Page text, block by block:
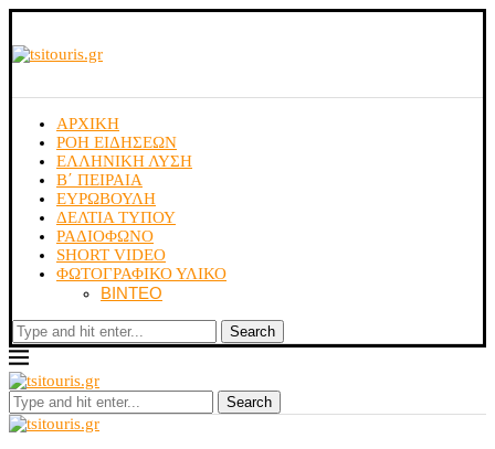
ΑΡΧΙΚΗ
ΡΟΗ ΕΙΔΗΣΕΩΝ
ΕΛΛΗΝΙΚΗ ΛΥΣΗ
Β΄ ΠΕΙΡΑΙΑ
ΕΥΡΩΒΟΥΛΗ
ΔΕΛΤΙΑ ΤΥΠΟΥ
ΡΑΔΙΟΦΩΝΟ
SHORT VIDEO
ΦΩΤΟΓΡΑΦΙΚΟ ΥΛΙΚΟ
ΒΙΝΤΕΟ
Search
Search